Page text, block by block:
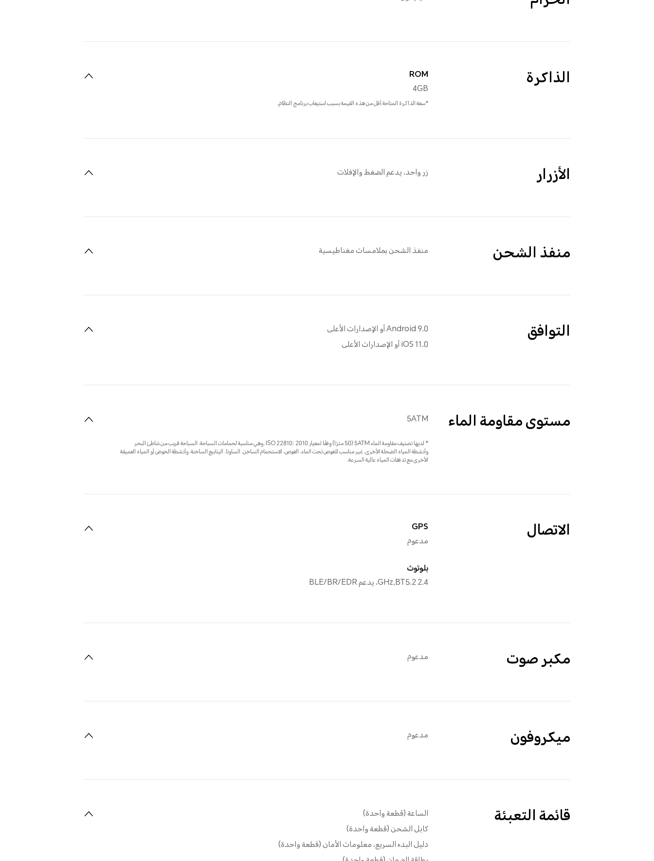
الذاكرة
ROM
4GB
*سعة الذاكرة المتاحة أقل من هذه القيمة بسبب استيعاب برنامج النظام.
الأزرار زر واحد، يدعم الضغط والإفلات
منفذ الشحن منفذ الشحن بملامسات مغناطيسية
التوافق
Android 9.0 أو الإصدارات الأعلى
iOS 11.0 أو الإصدارات الأعلى
مستوى مقاومة الماء 5ATM
* لديها تصنيف مقاومة الماء 5ATM (50 مترًا) وفقًا لمعيار ISO 22810: 2010، وهي مناسبة لحمامات السباحة، السباحة قريب من شاطئ البحر
وأنشطة المياه الضحلة الأخرى. غير مناسب للغوص تحت الماء، الغوص، الاستحمام الساخن، الساونا، الينابيع الساخنة، وأنشطة الخوض أو المياه العميقة
الأخرى مع تدفقات المياه عالية السرعة.
الاتصال
GPS
مدعوم
بلوتوث
2.4 GHz,BT5.2، يدعم BLE/BR/EDR
مكبر صوت مدعوم
ميكروفون مدعوم
قائمة التعبئة
الساعة (قطعة واحدة)
كابل الشحن (قطعة واحدة)
دليل البدء السريع، معلومات الأمان (قطعة واحدة)